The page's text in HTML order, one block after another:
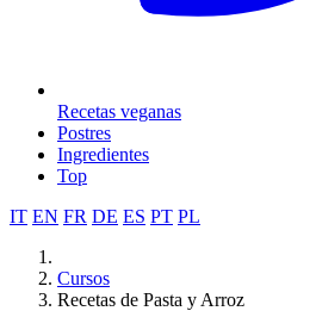
Recetas veganas
Postres
Ingredientes
Top
IT EN FR DE ES PT PL
Cursos
Recetas de Pasta y Arroz